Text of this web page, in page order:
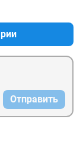
Отправить